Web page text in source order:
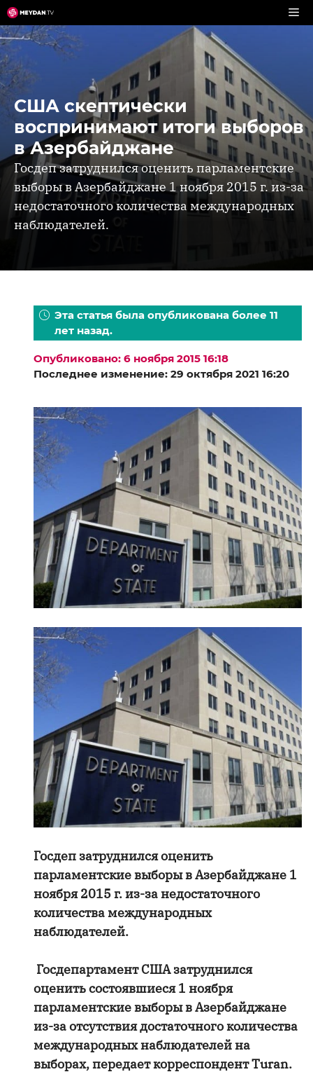
Перейти
к
содержимому
США скептически
воспринимают итоги выборов
в Азербайджане
Госдеп затруднился оценить парламентские
выборы в Азербайджане 1 ноября 2015 г. из-за
недостаточного количества международных
наблюдателей.
Эта статья была опубликована более 11
лет назад.
Опубликовано: 6 ноября 2015 16:18
Последнее изменение: 29 октября 2021 16:20
Госдеп затруднился оценить
парламентские выборы в Азербайджане 1
ноября 2015 г. из-за недостаточного
количества международных
наблюдателей.
Госдепартамент США затруднился
оценить состоявшиеся 1 ноября
парламентские выборы в Азербайджане
из-за отсутствия достаточного количества
международных наблюдателей на
выборах, передает корреспондент Turan.